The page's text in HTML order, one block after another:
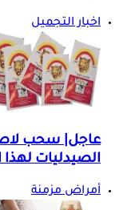
اخبار التجميل
الصيدليات
أمراض مزمنة